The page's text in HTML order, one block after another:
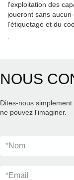
l'exploitation des
joueront sans
l'étiquetage et du
NOUS
Dites-nous
ne pouvez l'imaginer.
*Nom
*Email